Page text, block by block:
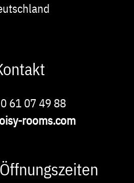
61 07 49 88
rooms.com